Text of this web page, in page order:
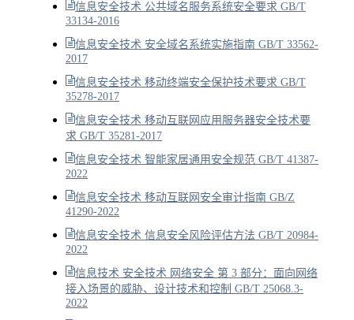
信息安全技术 公共域名服务系统安全要求 GB/T
33134-2016
信息安全技术 安全域名系统实施指南 GB/T 33562-
2017
信息安全技术 移动终端安全保护技术要求 GB/T
35278-2017
信息安全技术 移动互联网应用服务器安全技术要
求 GB/T 35281-2017
信息安全技术 智能家居通用安全规范 GB/T 41387-
2022
信息安全技术 移动互联网安全审计指南 GB/Z
41290-2022
信息安全技术 信息安全风险评估方法 GB/T 20984-
2022
信息技术 安全技术 网络安全 第 3 部分：面向网络
接入场景的威胁、设计技术和控制 GB/T 25068.3-
2022